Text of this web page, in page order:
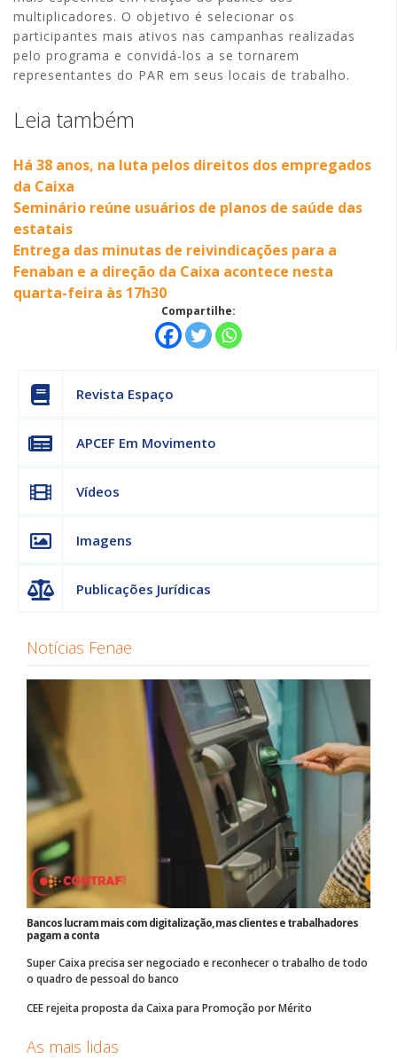
multiplicadores. O objetivo é selecionar os
participantes mais ativos nas campanhas realizadas
pelo programa e convidá-los a se tornarem
representantes do PAR em seus locais de trabalho.
Leia também
Há 38 anos, na luta pelos direitos dos empregados
da Caixa
Seminário reúne usuários de planos de saúde das
estatais
Entrega das minutas de reivindicações para a
Fenaban e a direção da Caixa acontece nesta
quarta-feira às 17h30
Compartilhe:
Revista Espaço
APCEF Em Movimento
Vídeos
Imagens
Publicações Jurídicas
Notícias Fenae
Bancos lucram mais com digitalização, mas clientes e trabalhadores
pagam a conta
Super Caixa precisa ser negociado e reconhecer o trabalho de todo
o quadro de pessoal do banco
CEE rejeita proposta da Caixa para Promoção por Mérito
As mais lidas